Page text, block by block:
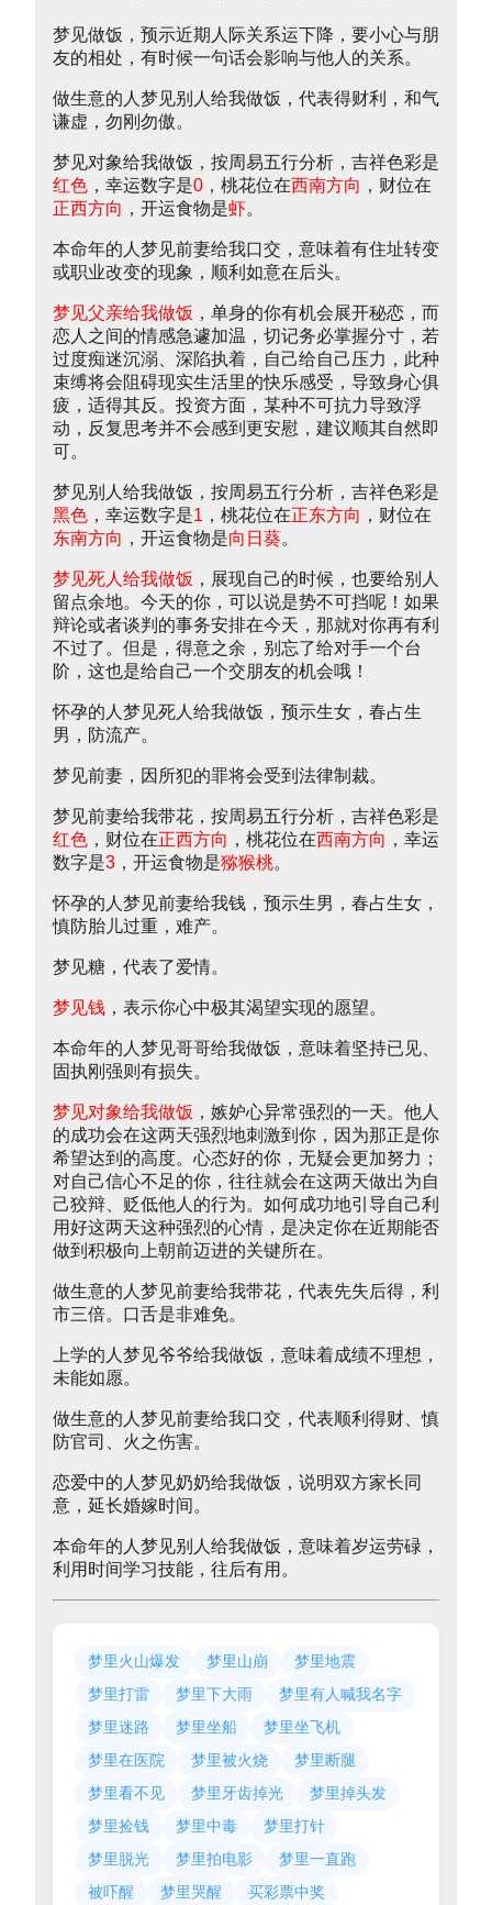
梦见做饭，预示近期人际关系运下降，要小心与朋
友的相处，有时候一句话会影响与他人的关系。
做生意的人梦见别人给我做饭，代表得财利，和气
谦虚，勿刚勿傲。
梦见对象给我做饭，按周易五行分析，吉祥色彩是
红色 ，幸运数字是0 ，桃花位在西南方向 ，财位在
正西方向 ，开运食物是虾。
本命年的人梦见前妻给我口交，意味着有住址转变
或职业改变的现象，顺利如意在后头。
梦见父亲给我做饭 ，单身的你有机会展开秘恋，而
恋人之间的情感急遽加温，切记务必掌握分寸，若
过度痴迷沉溺、深陷执着，自己给自己压力，此种
束缚将会阻碍现实生活里的快乐感受，导致身心俱
疲，适得其反。投资方面，某种不可抗力导致浮
动，反复思考并不会感到更安慰，建议顺其自然即
可。
梦见别人给我做饭，按周易五行分析，吉祥色彩是
黑色 ，幸运数字是1 ，桃花位在正东方向 ，财位在
东南方向 ，开运食物是向日葵。
梦见死人给我做饭 ，展现自己的时候，也要给别人
留点余地。今天的你，可以说是势不可挡呢！如果
辩论或者谈判的事务安排在今天，那就对你再有利
不过了。但是，得意之余，别忘了给对手一个台
阶，这也是给自己一个交朋友的机会哦！
怀孕的人梦见死人给我做饭，预示生女，春占生
男，防流产。
梦见前妻，因所犯的罪将会受到法律制裁。
梦见前妻给我带花，按周易五行分析，吉祥色彩是
红色 ，财位在正西方向 ，桃花位在西南方向 ，幸运
数字是3 ，开运食物是猕猴桃。
怀孕的人梦见前妻给我钱，预示生男，春占生女，
慎防胎儿过重，难产。
梦见糖，代表了爱情。
梦见钱 ，表示你心中极其渴望实现的愿望。
本命年的人梦见哥哥给我做饭，意味着坚持已见、
固执刚强则有损失。
梦见对象给我做饭 ，嫉妒心异常强烈的一天。他人
的成功会在这两天强烈地刺激到你，因为那正是你
希望达到的高度。心态好的你，无疑会更加努力；
对自己信心不足的你，往往就会在这两天做出为自
己狡辩、贬低他人的行为。如何成功地引导自己利
用好这两天这种强烈的心情，是决定你在近期能否
做到积极向上朝前迈进的关键所在。
做生意的人梦见前妻给我带花，代表先失后得，利
市三倍。口舌是非难免。
上学的人梦见爷爷给我做饭，意味着成绩不理想，
未能如愿。
做生意的人梦见前妻给我口交，代表顺利得财、慎
防官司、火之伤害。
恋爱中的人梦见奶奶给我做饭，说明双方家长同
意，延长婚嫁时间。
本命年的人梦见别人给我做饭，意味着岁运劳碌，
利用时间学习技能，往后有用。
梦里火山爆发 梦里山崩
梦里地震
梦里打雷
梦里下大雨
梦里有人喊我名字
梦里迷路
梦里坐船
梦里坐飞机
梦里在医院
梦里被火烧
梦里断腿
梦里看不见
梦里牙齿掉光
梦里掉头发
梦里捡钱
梦里中毒
梦里打针
梦里脱光
梦里拍电影
梦里一直跑
被吓醒
梦里哭醒 买彩票中奖